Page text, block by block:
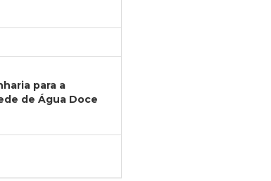
para a
de Água Doce